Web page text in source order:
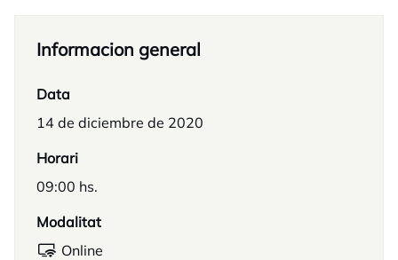
Informacion general
Data
14 de diciembre de 2020
Horari
09:00 hs.
Modalitat
Online